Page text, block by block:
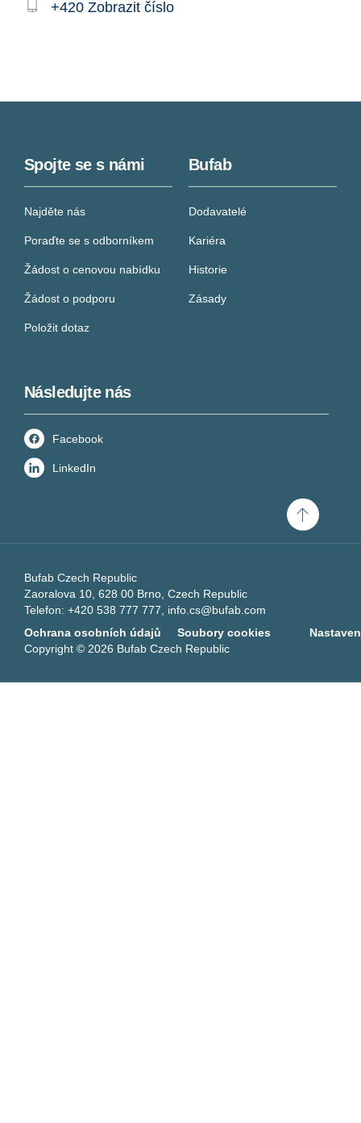
Phone:
+420 Zobrazit číslo
Spojte se s námi
Najděte nás
Poraďte se s odborníkem
Žádost o cenovou nabídku
Žádost o podporu
Položit dotaz
Bufab
Dodavatelé
Kariéra
Historie
Zásady
Následujte nás
Facebook
LinkedIn
Scroll
to
Bufab Czech Republic
Zaoralova 10, 628 00 Brno, Czech Republic
Telefon: +420 538 777 777, info.cs@bufab.com
Ochrana osobních údajů
Soubory cookies
Copyright © 2026 Bufab Czech Republic